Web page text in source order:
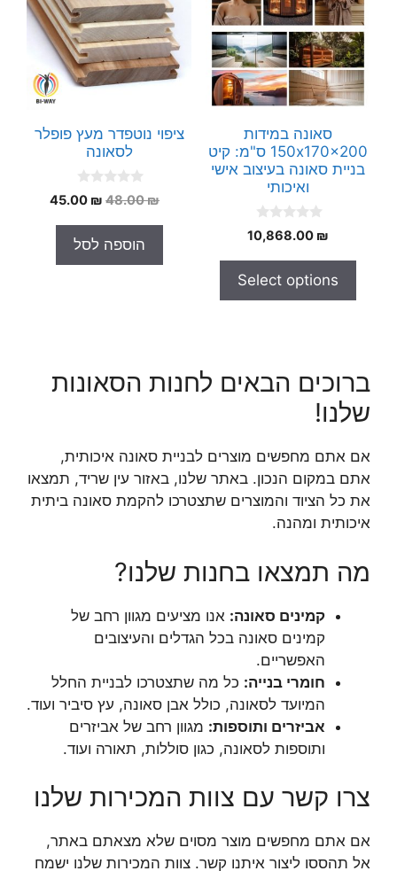
סאונה במידות
150x170x200 ס"מ: קיט
בניית סאונה בעיצוב אישי
ואיכותי
0
o
o
5
10,868.00 ₪
Select options
ציפוי נוטפדר מעץ פופלר
לסאונה
0
o
o
5
48.00₪
המחיר
היה:
48.00 ₪.
45.00 ₪
המחיר
הוספה לסל
ברוכים הבאים לחנות הסאונות
שלנו!
אם אתם מחפשים מוצרים לבניית סאונה איכותית,
אתם במקום הנכון. באתר שלנו, באזור עין שריד, תמצאו
את כל הציוד והמוצרים שתצטרכו להקמת סאונה ביתית
איכותית ומהנה.
מה תמצאו בחנות שלנו?
קמינים סאונה: אנו מציעים מגוון רחב של
קמינים סאונה בכל הגדלים והעיצובים
האפשריים.
חומרי בנייה: כל מה שתצטרכו לבניית החלל
המיועד לסאונה, כולל אבן סאונה, עץ סיביר ועוד.
אביזרים ותוספות: מגוון רחב של אביזרים
ותוספות לסאונה, כגון סוללות, תאורה ועוד.
צרו קשר עם צוות המכירות שלנו
אם אתם מחפשים מוצר מסוים שלא מצאתם באתר,
אל תהססו ליצור איתנו קשר. צוות המכירות שלנו ישמח